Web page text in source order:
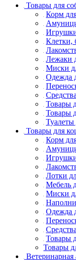
Товары для
Корм
Клетки,
Лежаки
Миски
Одежда
Товары
Товары
Туалеты
Товары для
Корм
Лотки
Мебель
Миски
Одежда
Товары
Товары
Ветеринарная